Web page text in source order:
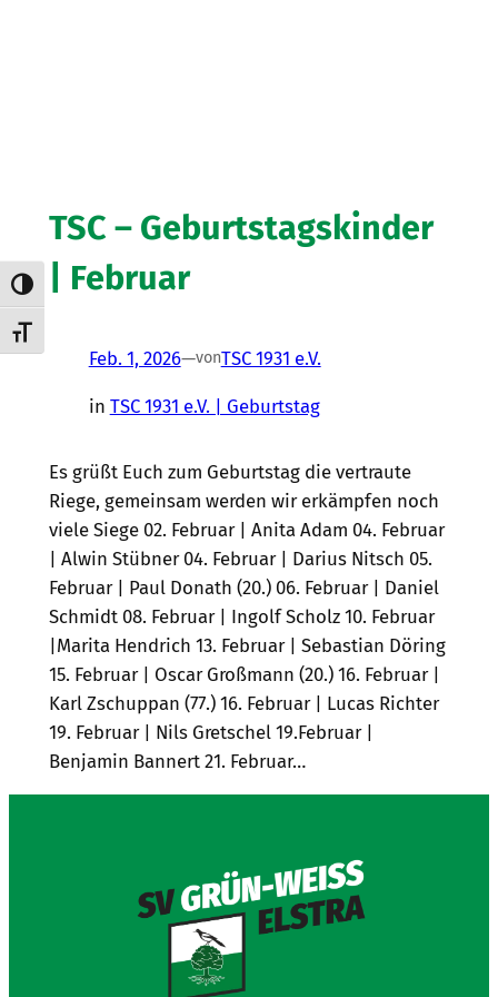
Umschalten auf hohe Kontraste
Schrift vergrößern
TSC – Geburtstagskinder
| Februar
Feb. 1, 2026—vonTSC 1931 e.V.
in TSC 1931 e.V. | Geburtstag
Es grüßt Euch zum Geburtstag die vertraute
Riege, gemeinsam werden wir erkämpfen noch
viele Siege 02. Februar | Anita Adam 04. Februar
| Alwin Stübner 04. Februar | Darius Nitsch 05.
Februar | Paul Donath (20.) 06. Februar | Daniel
Schmidt 08. Februar | Ingolf Scholz 10. Februar
|Marita Hendrich 13. Februar | Sebastian Döring
15. Februar | Oscar Großmann (20.) 16. Februar |
Karl Zschuppan (77.) 16. Februar | Lucas Richter
19. Februar | Nils Gretschel 19.Februar |
Benjamin Bannert 21. Februar…